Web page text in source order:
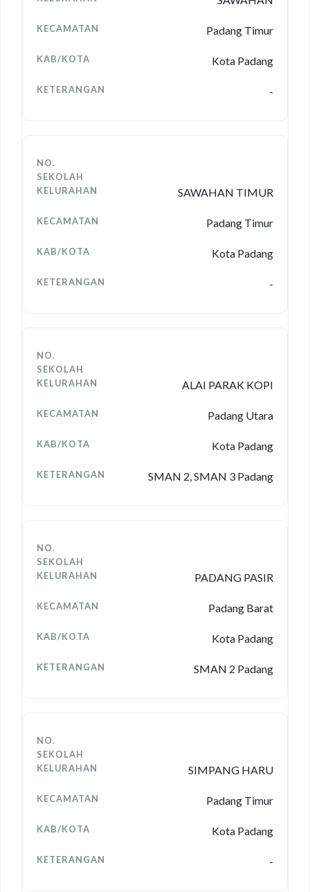
Padang Timur
Kota Padang
-
SAWAHAN TIMUR
Padang Timur
Kota Padang
-
ALAI PARAK KOPI
Padang Utara
Kota Padang
SMAN 2, SMAN 3 Padang
PADANG PASIR
Padang Barat
Kota Padang
SMAN 2 Padang
SIMPANG HARU
Padang Timur
Kota Padang
-